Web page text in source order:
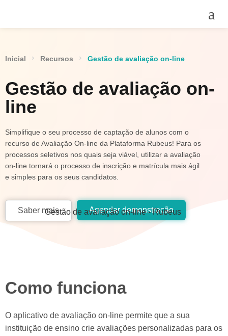
Inicial Recursos Gestão de avaliação on-line
Gestão de avaliação on-
line
Simplifique o seu processo de captação de alunos com o
recurso de Avaliação On-line da Plataforma Rubeus! Para os
processos seletivos nos quais seja viável, utilizar a avaliação
on-line tornará o processo de inscrição e matrícula mais ágil
e simples para os seus candidatos.
Saber mais Agendar demonstração
Como funciona
O aplicativo de avaliação on-line permite que a sua
instituição de ensino crie avaliações personalizadas para os